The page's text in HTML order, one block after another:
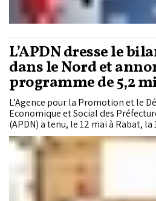
L’APDN dresse le
dans le Nord et
programme de 5,2
L’Agence pour la Promotion et le
Economique et Social des
(APDN) a tenu, le 12 mai à Rabat, la
d’administration sous la
l’Économie et des Finances, Nadia
consacrée à l’examen du bilan
l’année 2025 ainsi qu’à la
développement pour les prochaines